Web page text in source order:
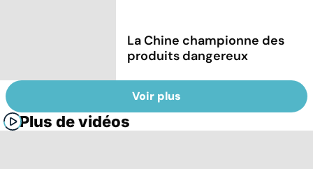
La Chine championne des
produits dangereux
Voir plus
Plus de vidéos